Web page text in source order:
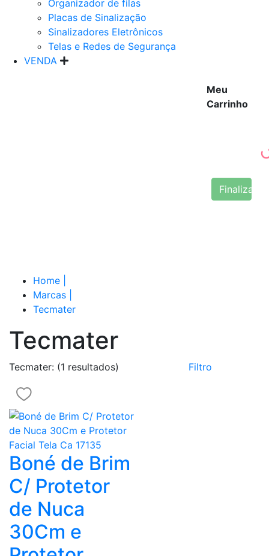
Organizador de filas
Placas de Sinalização
Sinalizadores Eletrônicos
Telas e Redes de Segurança
VENDA
Meu
Carrinho
Finalizar
Home
Marcas
Tecmater
Tecmater
Tecmater: (1 resultados) Filtro
Boné de Brim
C/ Protetor
de Nuca
30Cm e